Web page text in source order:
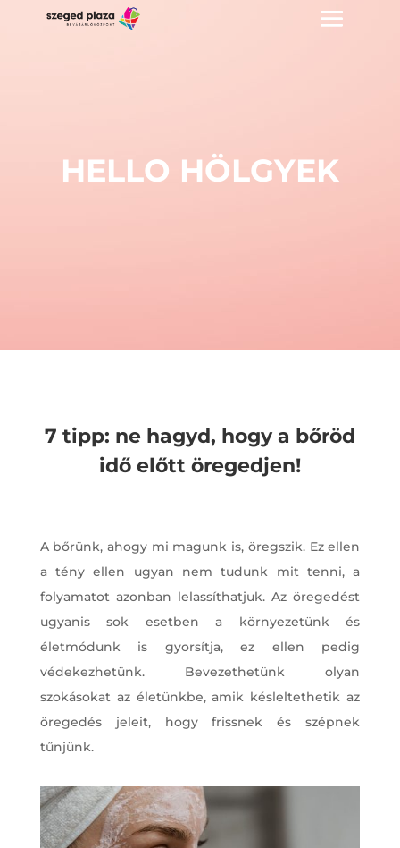
HELLO HÖLGYEK
7 tipp: ne hagyd, hogy a bőröd
idő előtt öregedjen!
A bőrünk, ahogy mi magunk is, öregszik. Ez ellen
a tény ellen ugyan nem tudunk mit tenni, a
folyamatot azonban lelassíthatjuk. Az öregedést
ugyanis sok esetben a környezetünk és
életmódunk is gyorsítja, ez ellen pedig
védekezhetünk. Bevezethetünk olyan
szokásokat az életünkbe, amik késleltethetik az
öregedés jeleit, hogy frissnek és szépnek
tűnjünk.